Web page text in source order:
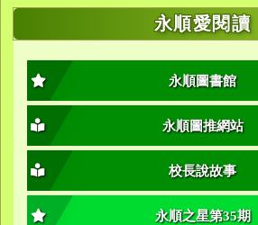
永順愛閱讀
永順圖書館
永順圖推網站
校長說故事
永順之星第35期